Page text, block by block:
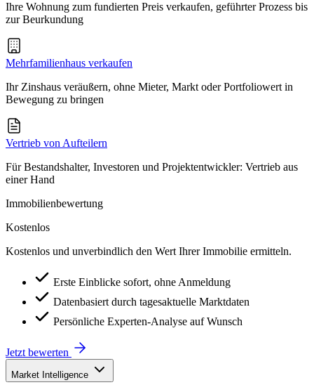
Ihre Wohnung zum fundierten Preis verkaufen, geführter Prozess bis
zur Beurkundung
Mehrfamilienhaus verkaufen
Ihr Zinshaus veräußern, ohne Mieter, Markt oder Portfoliowert in
Bewegung zu bringen
Vertrieb von Aufteilern
Für Bestandshalter, Investoren und Projektentwickler: Vertrieb aus
einer Hand
Immobilienbewertung
Kostenlos
Kostenlos und unverbindlich den Wert Ihrer Immobilie ermitteln.
Erste Einblicke sofort, ohne Anmeldung
Datenbasiert durch tagesaktuelle Marktdaten
Persönliche Experten-Analyse auf Wunsch
Jetzt bewerten
Market Intelligence